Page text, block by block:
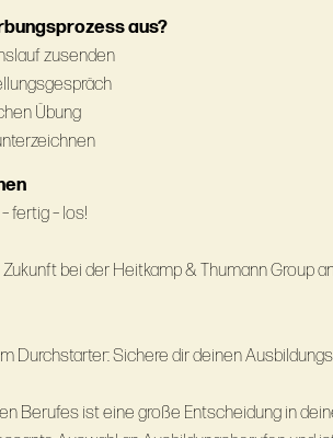
aus?
zusenden
Übung
fertig – los!
bei der Heitkamp & Thumann Group
Durchstarter: Sichere dir deinen
Berufes ist eine große Entscheidung in